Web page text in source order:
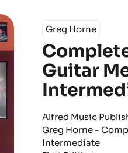
Greg Horne
Guitar
Alfred Music
Greg Horne -
Intermediate